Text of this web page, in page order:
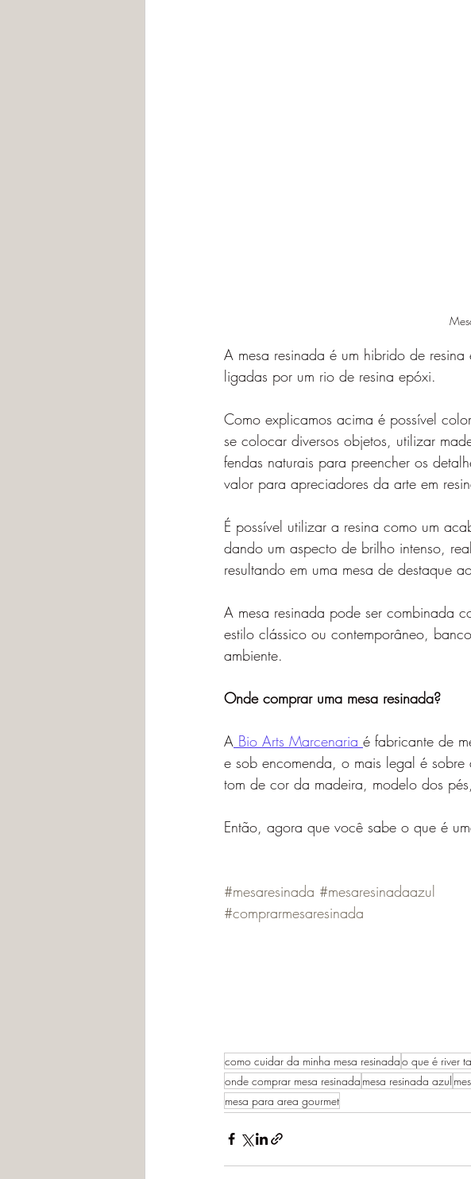
A mesa resinada é um hibrido de
ligadas por um rio de resina epóxi.
Como explicamos acima é possível
se colocar diversos objetos, utilizar
fendas naturais para preencher os
valor para apreciadores da arte em
É possível utilizar a resina como um
dando um aspecto de brilho intenso,
resultando em uma mesa de destaque
A mesa resinada pode ser combinada
estilo clássico ou contemporâneo,
ambiente.
Onde comprar uma mesa resinada?
A Bio Arts Marcenaria é fabricante de
e sob encomenda, o mais legal é
tom de cor da madeira, modelo dos
Então, agora que você sabe o que é
#mesaresinada #mesaresinadaazul
#comprarmesaresinada
como cuidar da minha mesa resinadao que é river
onde comprar mesa resinada mesa resinada azul
mesa para area gourmet